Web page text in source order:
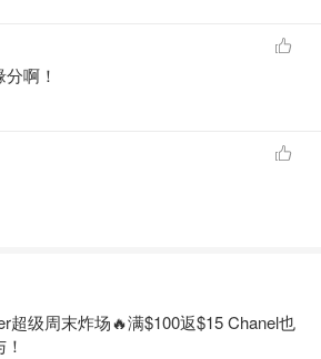
啊！
超级周末炸场🔥满$100返$15 Chanel也